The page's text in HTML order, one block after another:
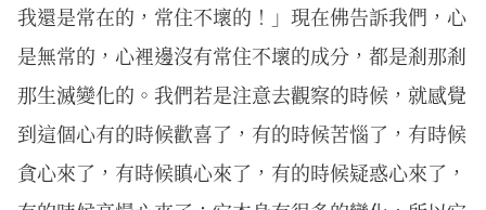
我還是常在的，常住不壞的！」現在佛告訴我們，心
是無常的，心裡邊沒有常住不壞的成分，都是剎那剎
那生滅變化的。我們若是注意去觀察的時候，就感覺
到這個心有的時候歡喜了，有的時候苦惱了，有時候
貪心來了，有時候瞋心來了，有的時候疑惑心來了，